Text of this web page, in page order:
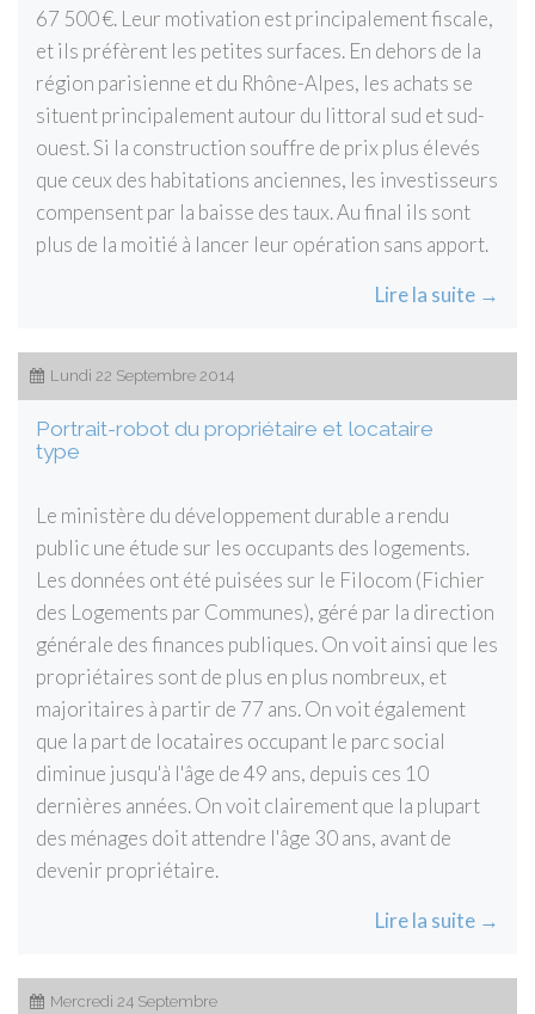
67 500 €. Leur motivation est principalement fiscale,
et ils préfèrent les petites surfaces. En dehors de la
région parisienne et du Rhône-Alpes, les achats se
situent principalement autour du littoral sud et sud-
ouest. Si la construction souffre de prix plus élevés
que ceux des habitations anciennes, les investisseurs
compensent par la baisse des taux. Au final ils sont
plus de la moitié à lancer leur opération sans apport.
Lire la suite →
Lundi 22 Septembre 2014
Portrait-robot du propriétaire et locataire
type
Le ministère du développement durable a rendu
public une étude sur les occupants des logements.
Les données ont été puisées sur le Filocom (Fichier
des Logements par Communes), géré par la direction
générale des finances publiques. On voit ainsi que les
propriétaires sont de plus en plus nombreux, et
majoritaires à partir de 77 ans. On voit également
que la part de locataires occupant le parc social
diminue jusqu'à l'âge de 49 ans, depuis ces 10
dernières années. On voit clairement que la plupart
des ménages doit attendre l'âge 30 ans, avant de
devenir propriétaire.
Lire la suite →
Mercredi 24 Septembre